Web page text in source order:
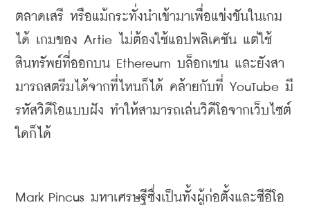
ตลาดเสรี หรือแม้กระทั่งนำเข้ามาเพื่อแข่งขันในเกม
ได้ เกมของ Artie ไม่ต้องใช้แอป พลิเคชัน แต่ใช้
สินทรัพย์ที่ออกบน Ethereum บล็อกเชน และยังสา
มารถสตรีมได้จากที่ไหนก็ได้ คล้ายกับที่ YouTube มี
รหัสวิดีโอแบบฝัง ทำให้สามารถเล่นวิดีโอจากเว็บไซต์
ใดก็ได้
Mark Pincus มหาเศรษฐีซึ่งเป็นทั้งผู้ก่อตั้งและซีอีโอ